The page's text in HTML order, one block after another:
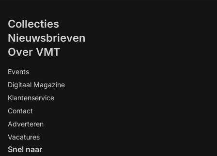
Collecties
Nieuwsbrieven
Over VMT
Events
Digitaal Magazine
Klantenservice
Contact
Adverteren
Vacatures
Snel naar